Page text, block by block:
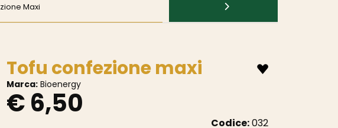
Maxi
Tofu confezione maxi
Marca: Bioenergy
€ 6,50
Codice:032